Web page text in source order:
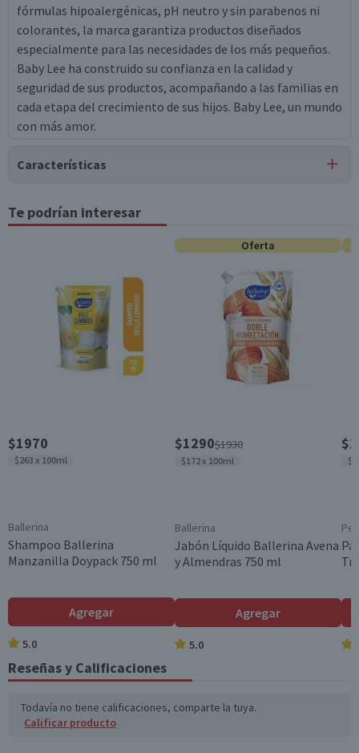
fórmulas hipoalergénicas, pH neutro y sin parabenos ni
colorantes, la marca garantiza productos diseñados
especialmente para las necesidades de los más pequeños.
Baby Lee ha construido su confianza en la calidad y
seguridad de sus productos, acompañando a las familias en
cada etapa del crecimiento de sus hijos. Baby Lee, un mundo
con más amor.
Características
Tipo de Producto
Acondicionadores Infantil
Característica Sustentable
Químicos Controlados;Producto Cruelty Free
Material
Unisex
País de Origen
Chile
Variedad
Aromático
Hipoalergénico, Evita lágrimas, Sin parabenos, Sin
colorantes, Ph neutro.
Garantía Mínima Legal
Válida hasta su fecha de caducidad
Te podrían interesar
$1970
$263 x 100ml
Ballerina
Shampoo Ballerina
Manzanilla Doypack 750 ml
Agregar
5.0
Oferta
$1290$1930
$172 x 100ml
Ballerina
Jabón Líquido Ballerina Avena
y Almendras 750 ml
Agregar
5.0
Reseñas y Calificaciones
Todavía no tiene calificaciones, comparte la tuya.
Calificar producto